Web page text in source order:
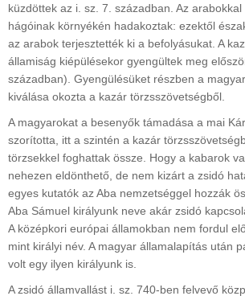
küzdöttek az i. sz. 7. században. Az
hágóinak környékén hadakoztak: ezektől
az arabok terjesztették ki a befolyásukat. A
államiság kiépülésekor gyengültek meg
században). Gyengülésüket részben a
kiválása okozta a kazár törzsszövetségből.
A magyarokat a besenyők támadása a mai
szorította, itt a szintén a kazár
törzsekkel foghattak össze. Hogy a kabarok
nehezen eldönthető, de nem kizárt a zsidó
egyes kutatók az Aba nemzetséggel hozzák
Aba Sámuel királyunk neve akár zsidó
A középkori európai államokban nem fordul
mint királyi név. A magyar államalapítás után
volt egy ilyen királyunk is.
A zsidó államvallást i. sz. 740-ben felvevő